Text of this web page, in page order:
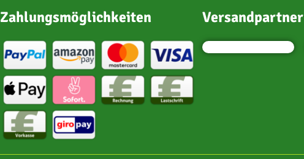
Zahlungsmöglichkeiten Versandpartner